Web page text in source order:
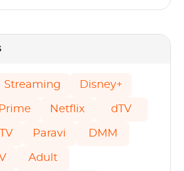
Streaming Disney+
Netflix dTV
Paravi DMM
Adult